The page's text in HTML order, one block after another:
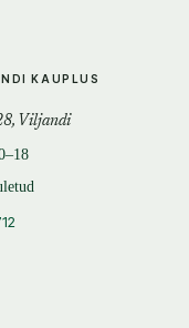
KAUPLUS
Viljandi